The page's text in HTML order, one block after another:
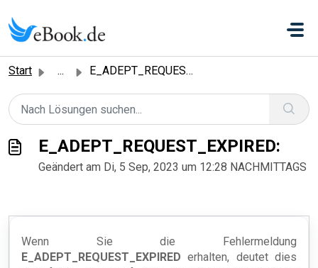
Start ... E_ADEPT_REQUEST_EXPIRED:
E_ADEPT_REQUEST_EXPIRED:
Geändert am Di, 5 Sep, 2023 um 12:28 NACHMITTAGS
Wenn Sie die Fehlermeldung
E_ADEPT_REQUEST_EXPIRED erhalten, deutet dies